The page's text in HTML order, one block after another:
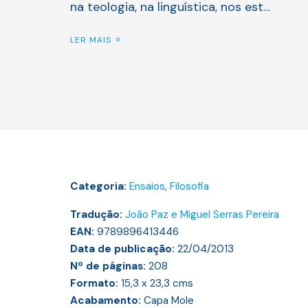
na teologia, na linguística, nos est…
LER MAIS
Categoria: Ensaios, Filosofia
Tradução: João Paz e Miguel Serras Pereira
EAN: 9789896413446
Data de publicação: 22/04/2013
Nº de páginas: 208
Formato: 15,3 x 23,3 cms
Acabamento: Capa Mole